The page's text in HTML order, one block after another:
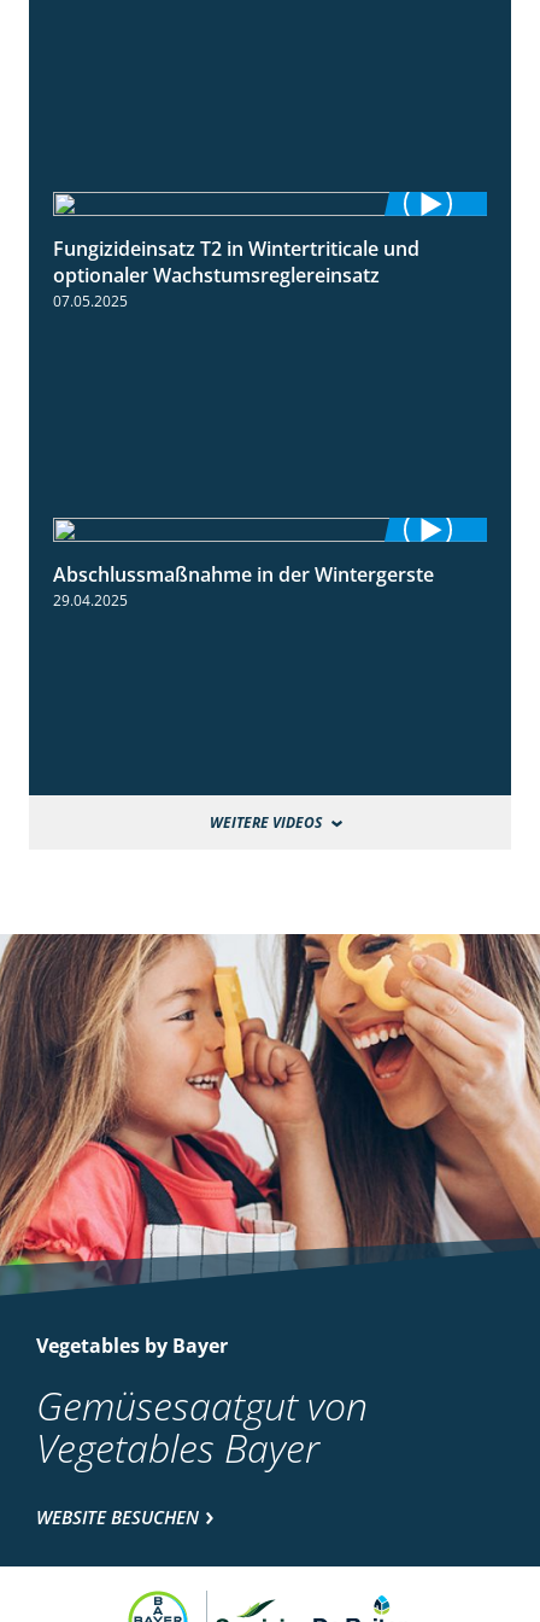
1:56
Fungizideinsatz T2 in Wintertriticale und
optionaler Wachstumsreglereinsatz
07.05.2025
1:49
Abschlussmaßnahme in der Wintergerste
29.04.2025
WEITERE VIDEOS
Vegetables by Bayer
Gemüsesaatgut von
Vegetables Bayer
WEBSITE BESUCHEN